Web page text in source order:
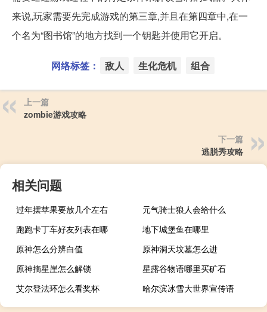
来说,玩家需要先完成游戏的第三章,并且在第四章中,在一
个名为“图书馆”的地方找到一个钥匙并使用它开启。
网络标签： 敌人 生化危机 组合
上一篇
zombie游戏攻略
下一篇
逃脱秀攻略
相关问题
过年摆苹果要放几个左右
元气骑士狼人会给什么
跑跑卡丁车好友列表在哪
地下城堡鱼在哪里
原神怎么分辨白值
原神洞天坟墓怎么进
原神摘星崖怎么解锁
星露谷物语哪里买矿石
艾尔登法环怎么看奖杯
哈尔滨冰雪大世界宣传语